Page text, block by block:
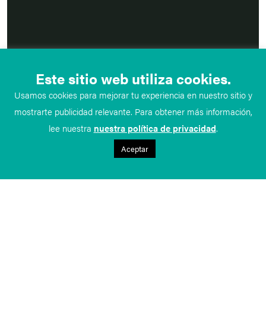
Este sitio web utiliza cookies.
Usamos cookies para mejorar tu experiencia en nuestro sitio y
mostrarte publicidad relevante. Para obtener más información,
lee nuestra nuestra política de privacidad.
Aceptar